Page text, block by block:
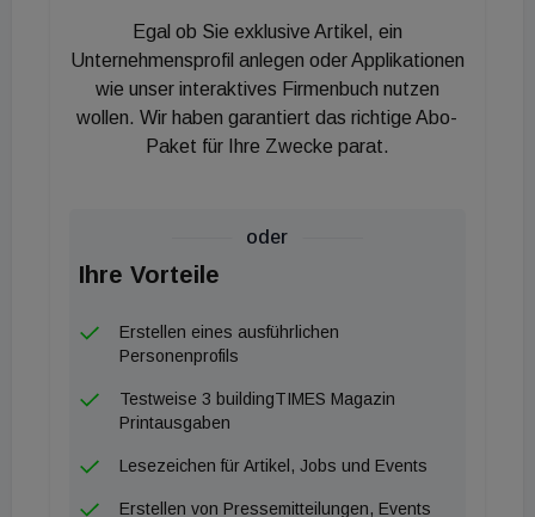
Egal ob Sie exklusive Artikel, ein
Unternehmensprofil anlegen oder Applikationen
wie unser interaktives Firmenbuch nutzen
wollen. Wir haben garantiert das richtige Abo-
Paket für Ihre Zwecke parat.
oder
Ihre Vorteile
Erstellen eines ausführlichen
Personenprofils
Testweise 3 buildingTIMES Magazin
Printausgaben
Lesezeichen für Artikel, Jobs und Events
Erstellen von Pressemitteilungen, Events